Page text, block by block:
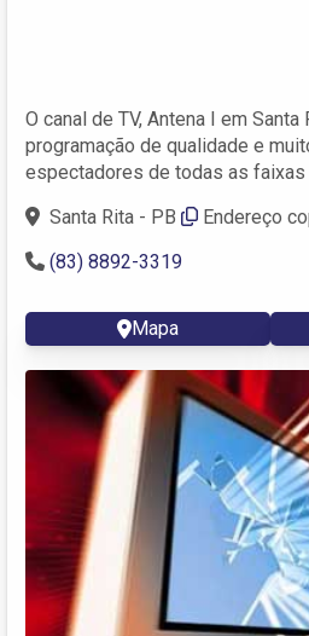
O canal de TV, Antena I em
programação de qualidade e
espectadores de todas as
Santa Rita - PB
Endereço
(83) 8892-3319
Mapa